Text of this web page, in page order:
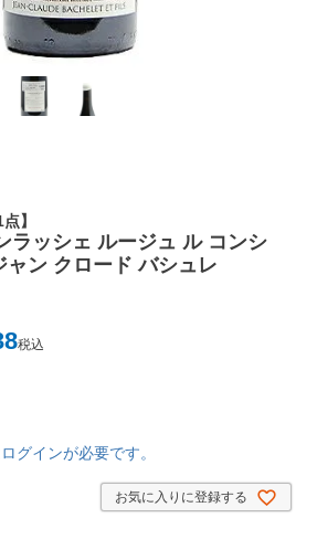
】
ラッシェ ルージュ ル コンシ
ャン クロード バシュレ
税込
グインが必要です。
お気に入りに登録する